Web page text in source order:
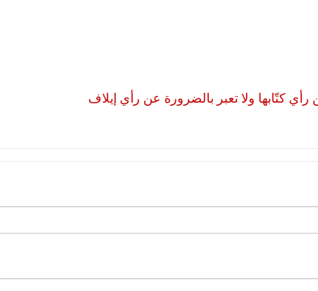
كتّابها ولا تعبر بالضرورة عن رأي إيلاف